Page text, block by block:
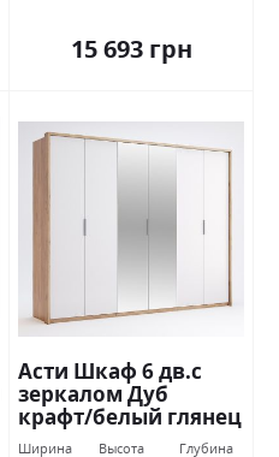
15 693 грн
Асти Шкаф 6 дв.с
зеркалом Дуб
крафт/белый глянец
Миромарк
Ширина Высота Глубина